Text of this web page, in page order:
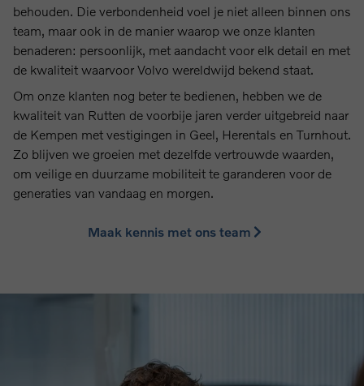
behouden. Die verbondenheid voel je niet alleen binnen ons
team, maar ook in de manier waarop we onze klanten
benaderen: persoonlijk, met aandacht voor elk detail en met
de kwaliteit waarvoor Volvo wereldwijd bekend staat.
Om onze klanten nog beter te bedienen, hebben we de
kwaliteit van Rutten de voorbije jaren verder uitgebreid naar
de Kempen met vestigingen in Geel, Herentals en Turnhout.
Zo blijven we groeien met dezelfde vertrouwde waarden,
om veilige en duurzame mobiliteit te garanderen voor de
generaties van vandaag en morgen.
Maak kennis met ons team